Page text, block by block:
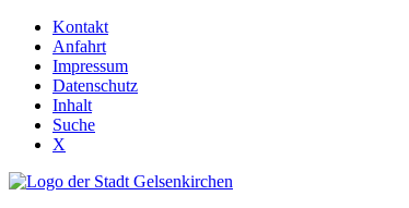
Kontakt
Anfahrt
Impressum
Datenschutz
Inhalt
Suche
X